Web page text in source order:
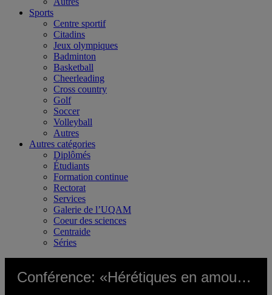
Sports
Centre sportif
Citadins
Jeux olympiques
Badminton
Basketball
Cheerleading
Cross country
Golf
Soccer
Volleyball
Autres
Autres catégories
Diplômés
Étudiants
Formation continue
Rectorat
Services
Galerie de l’UQAM
Coeur des sciences
Centraide
Séries
Conférence: «Hérétiques en amour cherchent refuge. Perspective anthropologique d’une question de justice pour les personnes LGBTIQ réfugiées au Canada» (audio)